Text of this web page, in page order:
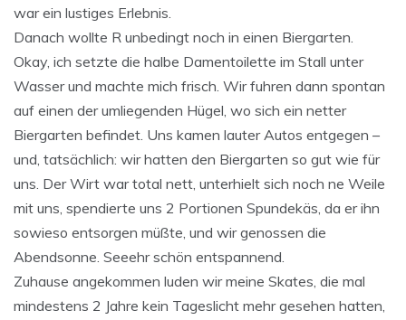
war ein lustiges Erlebnis.
Danach wollte R unbedingt noch in einen Biergarten.
Okay, ich setzte die halbe Damentoilette im Stall unter
Wasser und machte mich frisch. Wir fuhren dann spontan
auf einen der umliegenden Hügel, wo sich ein netter
Biergarten befindet. Uns kamen lauter Autos entgegen –
und, tatsächlich: wir hatten den Biergarten so gut wie für
uns. Der Wirt war total nett, unterhielt sich noch ne Weile
mit uns, spendierte uns 2 Portionen Spundekäs, da er ihn
sowieso entsorgen müßte, und wir genossen die
Abendsonne. Seeehr schön entspannend.
Zuhause angekommen luden wir meine Skates, die mal
mindestens 2 Jahre kein Tageslicht mehr gesehen hatten,